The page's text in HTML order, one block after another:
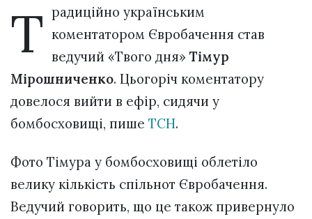
Т радиційно українським
коментатором Євробачення став
ведучий «Твого дня»Тімур
Мірошниченко. Цьогоріч коментатору
довелося вийти в ефір, сидячи у
бомбосховищі, пише ТСН.
Фото Тімура у бомбосховищі облетіло
велику кількість спільнот Євробачення.
Ведучий говорить, що це також привернуло